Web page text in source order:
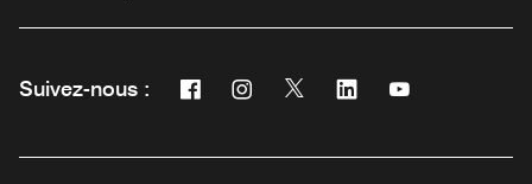
Suivez-nous : Facebook
Ouvre une nouvelle fenêtre
Instagram
Ouvre une nouvelle fenêtre
Twitter
Ouvre une nouvelle fenêtre
Linkedin
Ouvre une nouvelle
Ouvre une